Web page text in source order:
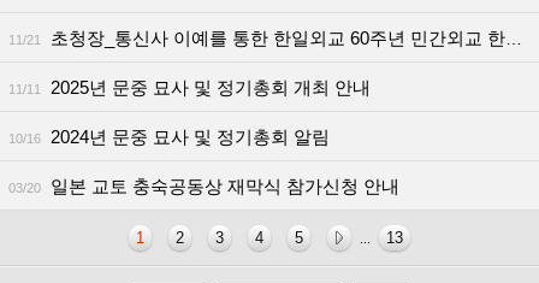
11/21 초청장_통신사 이예를 통한 한일외교 60주년 민간외교 한마당축제
11/11 2025년 문중 묘사 및 정기총회 개최 안내
10/16 2024년 문중 묘사 및 정기총회 알림
03/20 일본 교토 충숙공동상 재막식 참가신청 안내
1 2 3 4 5 13